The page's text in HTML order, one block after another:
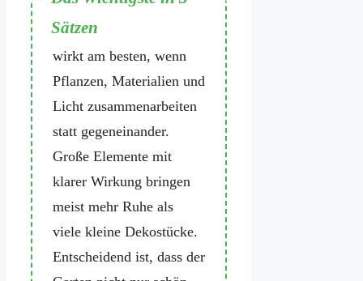
Sommerliche Gartendeko
wirkt am besten, wenn
Pflanzen, Materialien und
Licht zusammenarbeiten
statt gegeneinander.
Große Elemente mit
klarer Wirkung bringen
meist mehr Ruhe als
viele kleine Dekostücke.
Entscheidend ist, dass der